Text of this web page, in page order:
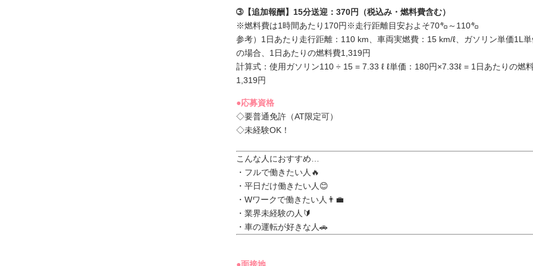
➂【追加報酬】15分送迎：370円（税込み・燃料費含む）
※燃料費は1時間あたり170円※走行距離目安およそ70㌔～110㌔
参考）1日あたり走行距離：110 km、車両実燃費：15 km/ℓ、ガソリン単価1L
の場合、1日あたりの燃料費1,319円
計算式：使用ガソリン110 ÷ 15 = 7.33 ℓ ℓ単価：180円×7.33ℓ = 1日あたりの燃
1,319円
●応募資格
◇要普通免許（AT限定可）
◇未経験OK！
こんな人におすすめ…
・フルで働きたい人🔥
・平日だけ働きたい人😊
・Wワークで働きたい人👨‍💼
・業界未経験の人🔰
・車の運転が好きな人🚗